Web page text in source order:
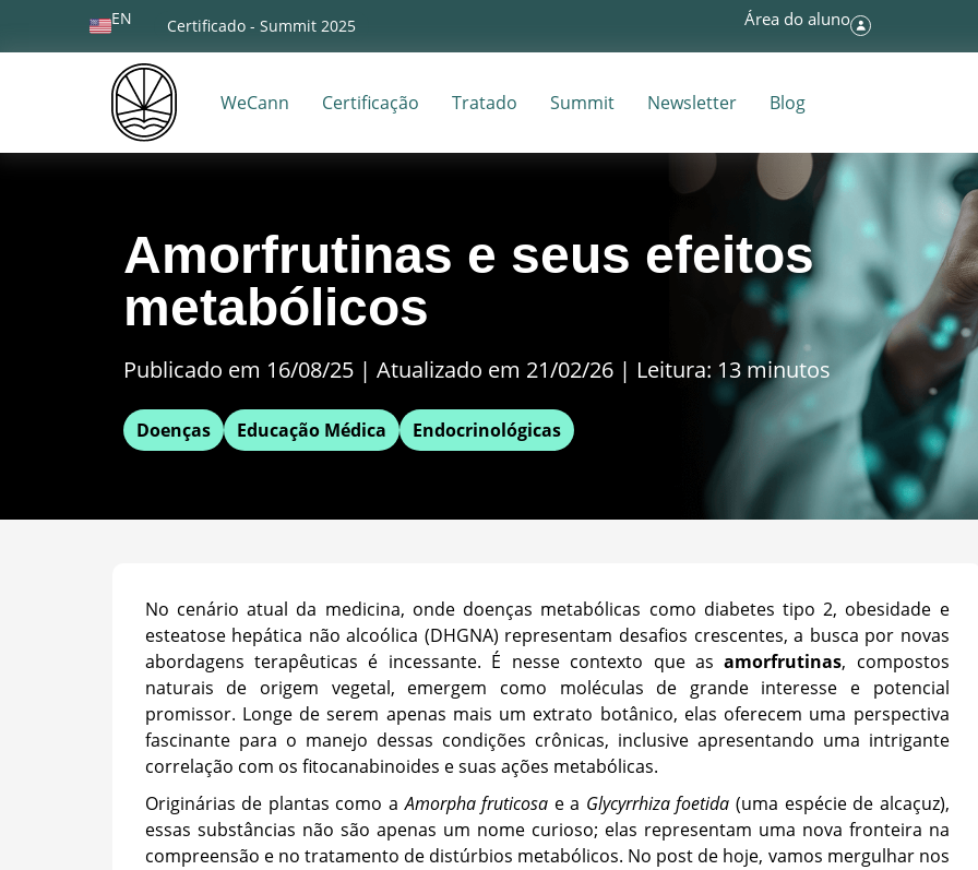
EN Certificado - Summit 2025 Área do aluno
WeCann Certificação Tratado Summit Newsletter Blog
Amorfrutinas e seus efeitos
metabólicos
Publicado em 16/08/25 | Atualizado em 21/02/26 | Leitura: 13 minutos
Doenças Educação Médica Endocrinológicas
No cenário atual da medicina, onde doenças metabólicas como diabetes tipo 2, obesidade e
esteatose hepática não alcoólica (DHGNA) representam desafios crescentes, a busca por novas
abordagens terapêuticas é incessante. É nesse contexto que asamorfrutinas, compostos
naturais de origem vegetal, emergem como moléculas de grande interesse e potencial
promissor. Longe de serem apenas mais um extrato botânico, elas oferecem uma perspectiva
fascinante para o manejo dessas condições crônicas, inclusive apresentando uma intrigante
correlação com os fitocanabinoides e suas ações metabólicas.
Originárias de plantas como aAmorpha fruticosa e a Glycyrrhiza foetida (uma espécie de alcaçuz),
essas substâncias não são apenas um nome curioso; elas representam uma nova fronteira na
compreensão e no tratamento de distúrbios metabólicos. No post de hoje, vamos mergulhar nos